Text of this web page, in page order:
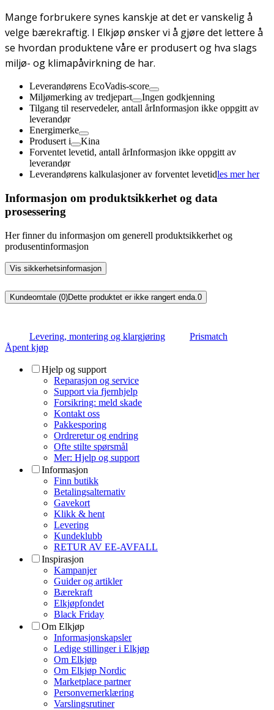
Mange forbrukere synes kanskje at det er vanskelig å
velge bærekraftig. I Elkjøp ønsker vi å gjøre det lettere å
se hvordan produktene våre er produsert og hva slags
miljø- og klimapåvirkning de har.
Leverandørens EcoVadis-score
Miljømerking av tredjepart
Ingen godkjenning
Tilgang til reservedeler, antall årInformasjon ikke oppgitt av
leverandør
Energimerke
Produsert i
Kina
Forventet levetid, antall årInformasjon ikke oppgitt av
leverandør
Leverandørens kalkulasjoner av forventet levetidles mer her
Informasjon om produktsikkerhet og data
prosessering
Her finner du informasjon om generell produktsikkerhet og
produsentinformasjon
Vis sikkerhetsinformasjon
Kundeomtale (0)Dette produktet er ikke rangert enda. 0
Levering, montering og klargjøring
Prismatch
Åpent kjøp
Hjelp og support
Reparasjon og service
Support via fjernhjelp
Forsikring: meld skade
Kontakt oss
Pakkesporing
Ordreretur og endring
Ofte stilte spørsmål
Mer: Hjelp og support
Informasjon
Finn butikk
Betalingsalternativ
Gavekort
Klikk & hent
Levering
Kundeklubb
RETUR AV EE-AVFALL
Inspirasjon
Kampanjer
Guider og artikler
Bærekraft
Elkjøpfondet
Black Friday
Om Elkjøp
Informasjonskapsler
Ledige stillinger i Elkjøp
Om Elkjøp
Om Elkjøp Nordic
Marketplace partner
Personvernerklæring
Varslingsrutiner